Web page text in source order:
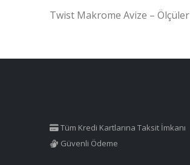
Twist Makrome Avize – Ölçüler
Tüm Kredi Kartlarına Taksit İmkanı
Güvenli Ödeme